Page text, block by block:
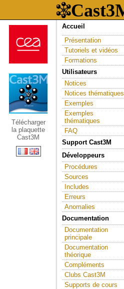
Télécharger
la plaquette
Cast3M
Accueil
Présentation
Tutoriels et vidéos
Formations
Utilisateurs
Notices
Notices thématiques
Exemples
Exemples
thématiques
FAQ
Support Cast3M
Développeurs
Procédures
Sources
Includes
Erreurs
Anomalies
Documentation
Documentation
principale
Documentation
théorique
Compléments
Clubs Cast3M
Supports de cours